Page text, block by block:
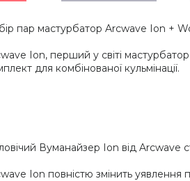
пар мастурбатор Arcwave Ion +
Ion, перший у світі
для комбінованої кульмінації.
Вуманайзер Ion від Arcwave
Ion повністю змінить уявлення